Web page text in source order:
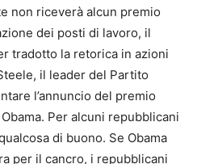
non riceverà alcun premio
dei posti di lavoro, il
tradotto la retorica in azioni
il leader del Partito
l’annuncio del premio
Per alcuni repubblicani
di buono. Se Obama
per il cancro, i repubblicani